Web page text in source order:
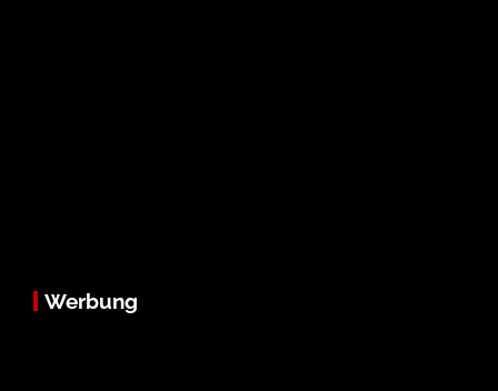
Werbung